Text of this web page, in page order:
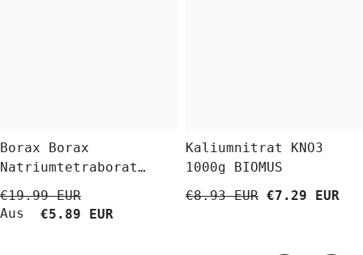
Borax Borax
Natriumtetraborat
Decahydrat 5 Kg
BioLaboratorium
€19.99 EUR
Aus
€5.89 EUR
Kaliumnitrat KNO3
1000g BIOMUS
€8.93 EUR €7.29 EUR